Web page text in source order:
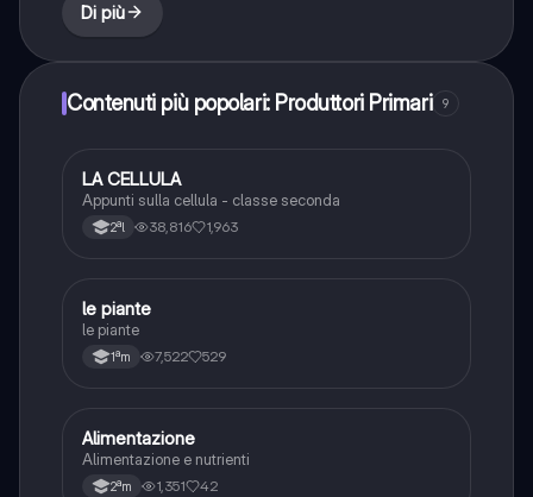
Di più
Contenuti più popolari: Produttori Primari 9
Scienze
LA CELLULA
Appunti sulla cellula - classe seconda
2ªl 38,816 1,963
Scienze
le piante
le piante
1ªm 7,522 529
Scienze
Alimentazione
Alimentazione e nutrienti
2ªm 1,351 42